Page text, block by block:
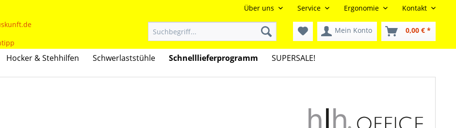
Über uns Service Ergonomie Kontakt
Mein Konto 0,00 € *
Hocker & Stehhilfen Schwerlaststühle Schnelllieferprogramm SUPERSALE!